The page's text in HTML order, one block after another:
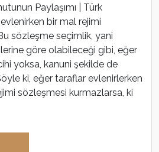
Paylaşımı | Türk
bir mal rejimi
sözleşme seçimlik, yani
göre olabileceği gibi, eğer
yoksa, kanuni şekilde de
ki, eğer taraflar evlenirlerken
sözleşmesi kurmazlarsa, ki